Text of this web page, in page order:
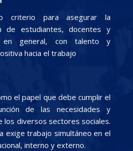
criterio para asegurar la
de estudiantes, docentes y
en general, con talento y
hacia el trabajo
el papel que debe cumplir el
de las necesidades y
los diversos sectores sociales.
exige trabajo simultáneo en el
interno y externo.